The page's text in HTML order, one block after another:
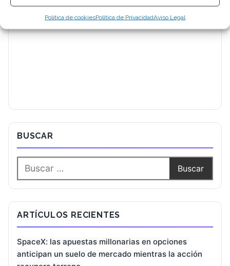
Política de cookiesPolítica de PrivacidadAviso Legal
BUSCAR
ARTÍCULOS RECIENTES
SpaceX: las apuestas millonarias en opciones
anticipan un suelo de mercado mientras la acción